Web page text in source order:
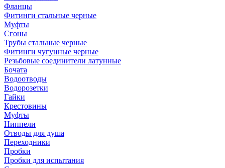
Фланцы
Фитинги стальные черные
Муфты
Сгоны
Трубы стальные черные
Фитинги чугунные черные
Резьбовые соединители латунные
Бочата
Водоотводы
Водорозетки
Гайки
Крестовины
Муфты
Ниппели
Отводы для душа
Переходники
Пробки
Пробки для испытания